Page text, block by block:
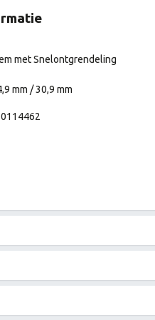
met Snelontgrendeling
mm / 30,9 mm